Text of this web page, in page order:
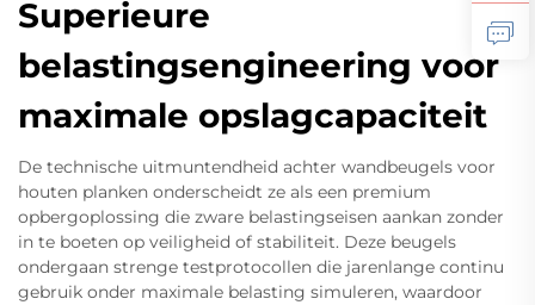
Superieure
belastingsengineering voor
maximale opslagcapaciteit
De technische uitmuntendheid achter wandbeugels voor
houten planken onderscheidt ze als een premium
opbergoplossing die zware belastingseisen aankan zonder
in te boeten op veiligheid of stabiliteit. Deze beugels
ondergaan strenge testprotocollen die jarenlange continu
gebruik onder maximale belasting simuleren, waardoor